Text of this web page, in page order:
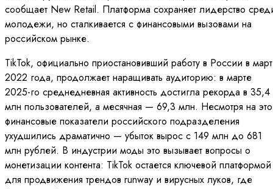
сообщает New Retail. Платформа сохраняет лидерство
молодежи, но сталкивается с финансовыми вызовами на
российском рынке.
TikTok, официально приостановивший работу в России в
2022 года, продолжает наращивать аудиторию: в марте
2025-го среднедневная активность достигла рекорда в 35,4
млн пользователей, а месячная — 69,3 млн. Несмотря на
финансовые показатели российского подразделения
ухудшились драматично — убыток вырос с 149 млн до 681
млн рублей. В индустрии моды это вызывает вопросы о
монетизации контента: TikTok остается ключевой платформой
для продвижения трендов runway и вирусных луков, где